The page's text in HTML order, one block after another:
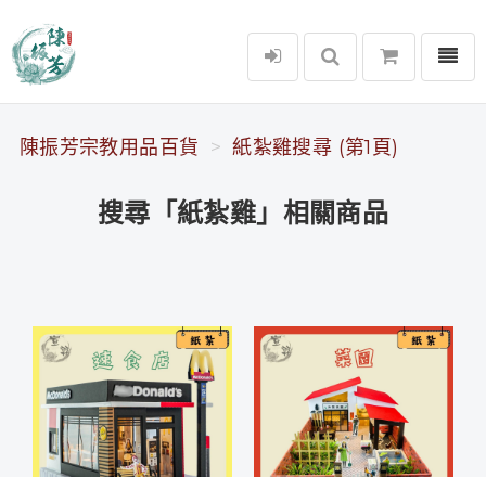
陳振芳宗教用品百貨
選單
陳振芳宗教用品百貨 紙紮雞搜尋 (第1頁)
搜尋「紙紮雞」相關商品